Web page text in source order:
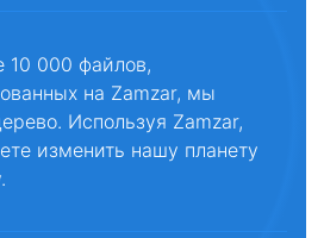
10 000 файлов,
на Zamzar, мы
Используя Zamzar,
изменить нашу планету